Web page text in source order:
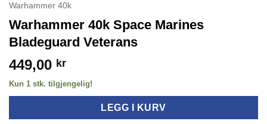
Warhammer 40k
Warhammer 40k Space Marines
Bladeguard Veterans
449,00 kr
Kun 1 stk. tilgjengelig!
LEGG I KURV